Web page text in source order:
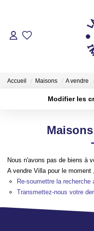
Accueil Maisons A vendre
Modifier les
Type de bien
Budget max
Nous n'avons pas de biens à
A vendre Villa pour le
Re-soumettre la recherche
Transmettez-nous votre